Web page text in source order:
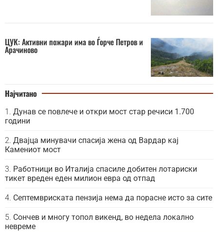
ЦУК: Активни пожари има во Ѓорче Петров и
Арачиново
Најчитано
Дунав се повлече и откри мост стар речиси 1.700
години
Двајца минувачи спасија жена од Вардар кај
Камениот мост
Работници во Италија спасиле добитен лотариски
тикет вреден еден милион евра од отпад
Септемвриската пензија нема да порасне исто за сите
Сончев и многу топол викенд, во недела локално
невреме